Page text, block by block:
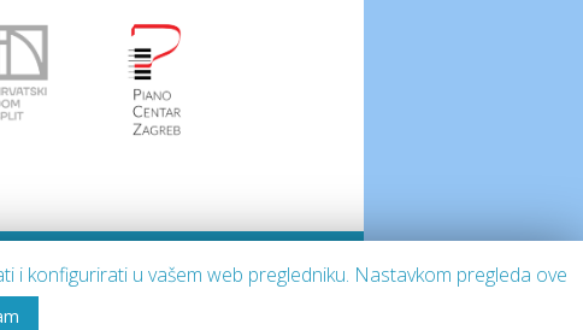
konfigurirati u vašem web pregledniku. Nastavkom pregleda ove